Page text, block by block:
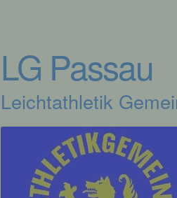
LG Passau
Leichtathletik